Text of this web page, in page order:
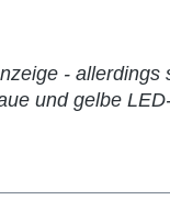
-
und gelbe